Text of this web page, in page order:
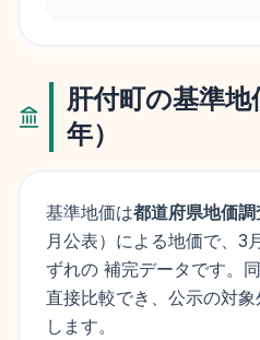
肝付町の基準地
年）
基準地価は都道府県地価調
月公表）による地価で、3
ずれの 補完データです。
直接比較でき、公示の対
します。